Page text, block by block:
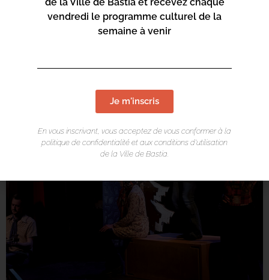
Création lumière : Aleth Depeyre
Scénographie : Philippe Jasko et Régis Vallée
vendredi le programme culturel de la
semaine à venir
Je m'inscris
En vous inscrivant, vous acceptez de vous conformer à la
politique de confidentialité et aux conditions d’utilisation
de la Ville de Bastia.